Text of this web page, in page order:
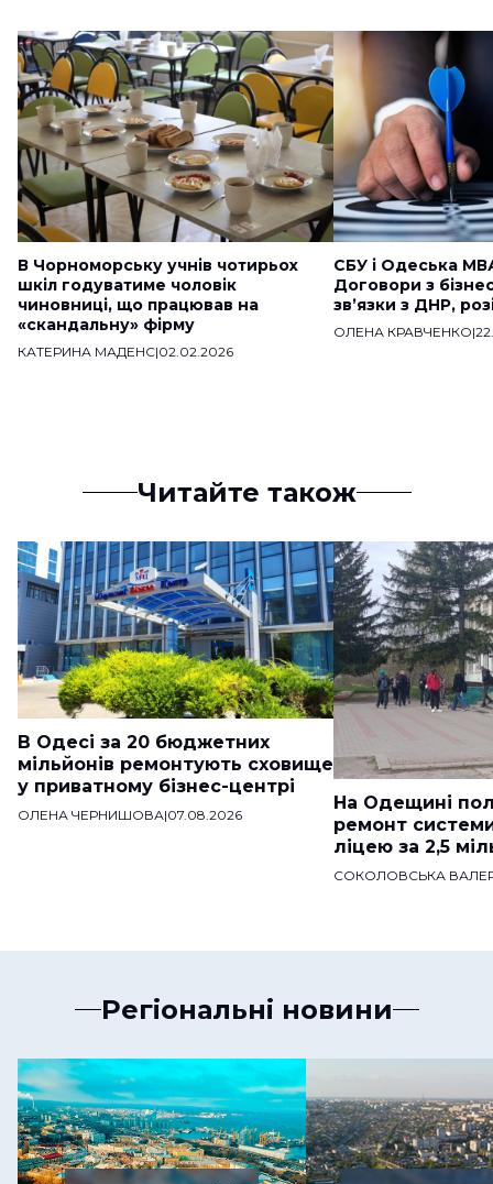
В Чорноморську учнів чотирьох
шкіл годуватиме чоловік
чиновниці, що працював на
«скандальну» фірму
КАТЕРИНА МАДЕНС|02.02.2026
СБУ і Одеська
Договори з
звʼязки з ДНР,
ОЛЕНА КРАВЧЕНКО|
Читайте також
В Одесі за 20 бюджетних
мільйонів ремонтують сховище
у приватному бізнес-центрі
ОЛЕНА ЧЕРНИШОВА|07.08.2026
На Одещині
ремонт
ліцею за 2,5
СОКОЛОВСЬКА
Регіональні новини